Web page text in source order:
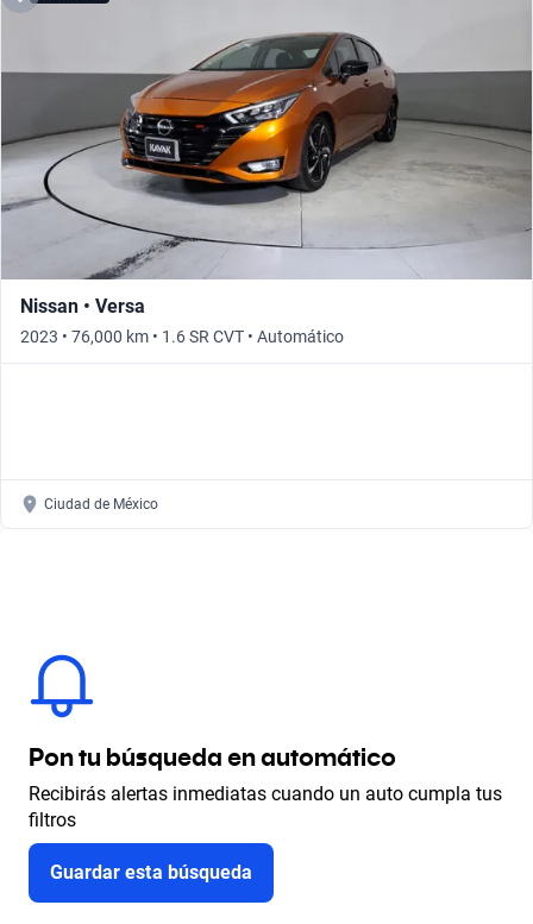
Nissan • Versa
2023 • 76,000 km • 1.6 SR CVT • Automático
Ciudad de México
Pon tu búsqueda en automático
Recibirás alertas inmediatas cuando un auto cumpla tus
filtros
Guardar esta búsqueda